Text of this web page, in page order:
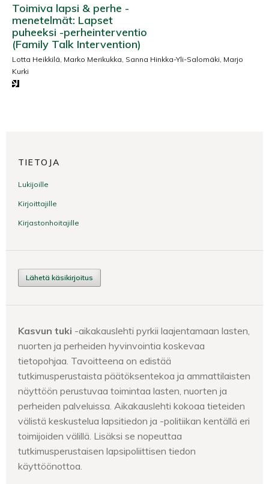
Toimiva lapsi & perhe -
menetelmät: Lapset
puheeksi -perheinterventio
(Family Talk Intervention)
Lotta Heikkilä, Marko Merikukka, Sanna Hinkka-Yli-Salomäki, Marjo
Kurki
TIETOJA
Lukijoille
Kirjoittajille
Kirjastonhoitajille
Lähetä käsikirjoitus
Kasvun tuki -aikakauslehti pyrkii laajentamaan lasten,
nuorten ja perheiden hyvinvointia koskevaa
tietopohjaa. Tavoitteena on edistää
tutkimusperustaista päätöksentekoa ja ammattilaisten
näyttöön perustuvaa toimintaa lasten, nuorten ja
perheiden palveluissa. Aikakauslehti kokoaa tieteiden
välistä keskustelua lapsitiedon ja -politiikan kentällä eri
toimijoiden välillä. Lisäksi se nopeuttaa
tutkimusperustaisen lapsipoliittisen tiedon
käyttöönottoa.